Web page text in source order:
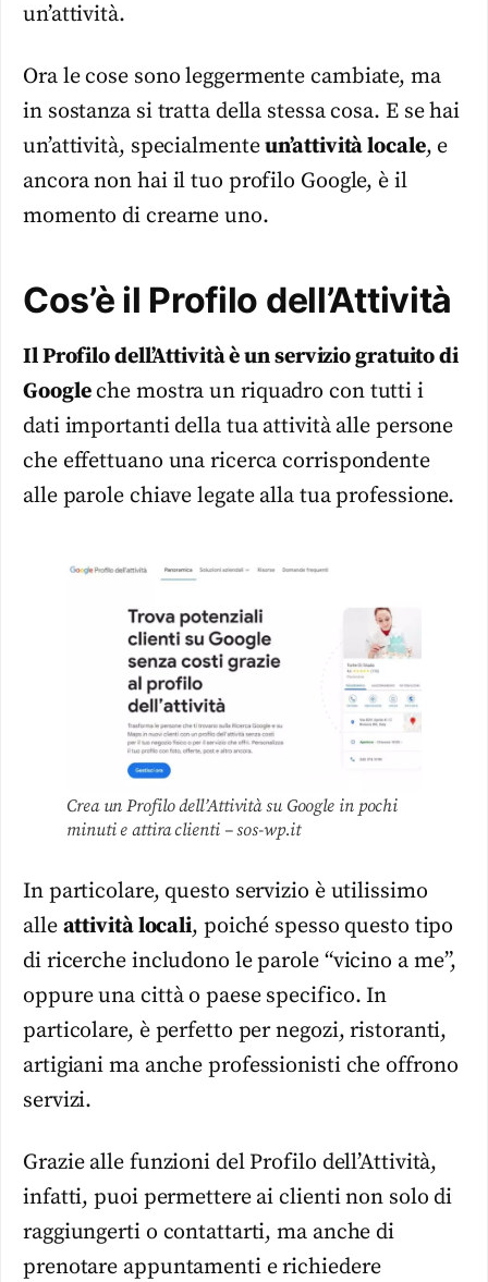
un’attività.
Ora le cose sono leggermente cambiate, ma
in sostanza si tratta della stessa cosa. E se hai
un’attività, specialmenteun’attività locale, e
ancora non hai il tuo profilo Google, è il
momento di crearne uno.
Cos’è il Profilo dell’Attività
Il Profilo dell’Attività è un servizio gratuito di
Googleche mostra un riquadro con tutti i
dati importanti della tua attività alle persone
che effettuano una ricerca corrispondente
alle parole chiave legate alla tua professione.
Crea un Profilo dell’Attività su Google in pochi
minuti e attira clienti – sos-wp.it
In particolare, questo servizio è utilissimo
alle attività locali, poiché spesso questo tipo
di ricerche includono le parole “vicino a me”,
oppure una città o paese specifico. In
particolare, è perfetto per negozi, ristoranti,
artigiani ma anche professionisti che offrono
servizi.
Grazie alle funzioni del Profilo dell’Attività,
infatti, puoi permettere ai clienti non solo di
raggiungerti o contattarti, ma anche di
prenotare appuntamenti e richiedere